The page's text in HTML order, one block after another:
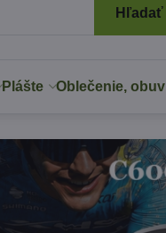
Hľadať
Plášte Oblečenie, obuv